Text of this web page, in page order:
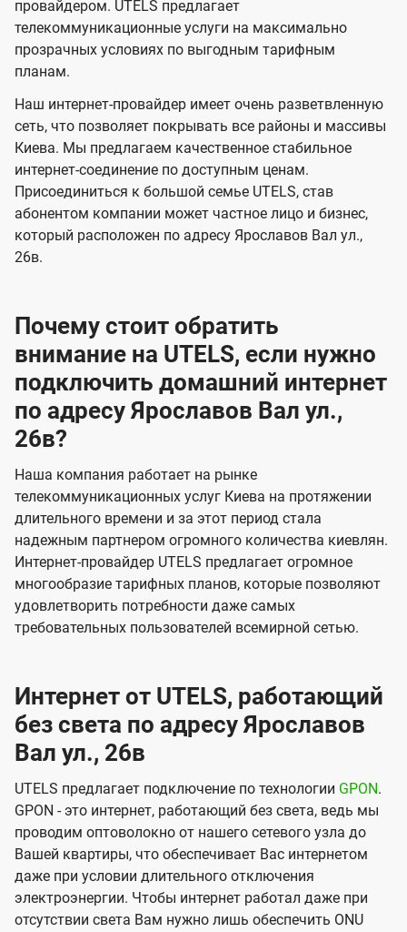
s
и
д
е
н
и
я
д
е
и
я
провайдером. UTELS предлагает
телекоммуникационные услуги на максимально
прозрачных условиях по выгодным тарифным
планам.
Наш интернет-провайдер имеет очень разветвленную
сеть, что позволяет покрывать все районы и массивы
Киева. Мы предлагаем качественное стабильное
интернет-соединение по доступным ценам.
Присоединиться к большой семье UTELS, став
абонентом компании может частное лицо и бизнес,
который расположен по адресу Ярославов Вал ул.,
26в.
Почему стоит обратить
внимание на UTELS, если нужно
подключить домашний интернет
по адресу Ярославов Вал ул.,
26в?
Наша компания работает на рынке
телекоммуникационных услуг Киева на протяжении
длительного времени и за этот период стала
надежным партнером огромного количества киевлян.
Интернет-провайдер UTELS предлагает огромное
многообразие тарифных планов, которые позволяют
удовлетворить потребности даже самых
требовательных пользователей всемирной сетью.
Интернет от UTELS, работающий
без света по адресу Ярославов
Вал ул., 26в
UTELS предлагает подключение по технологии GPON.
GPON - это интернет, работающий без света, ведь мы
проводим оптоволокно от нашего сетевого узла до
Вашей квартиры, что обеспечивает Вас интернетом
даже при условии длительного отключения
электроэнергии. Чтобы интернет работал даже при
отсутствии света Вам нужно лишь обеспечить ONU